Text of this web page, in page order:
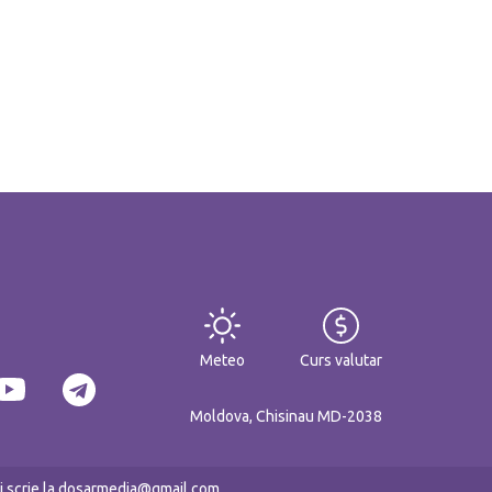
Meteo Curs valutar
Moldova, Chisinau MD-2038